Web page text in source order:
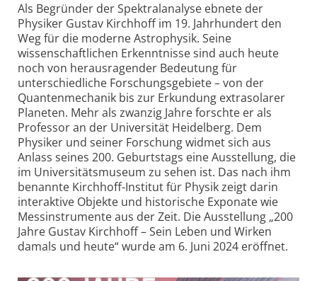
Als Begründer der Spektralanalyse ebnete der
Physiker Gustav Kirchhoff im 19. Jahrhundert den
Weg für die moderne Astrophysik. Seine
wissenschaftlichen Erkenntnisse sind auch heute
noch von herausragender Bedeutung für
unterschiedliche Forschungsgebiete – von der
Quantenmechanik bis zur Erkundung extrasolarer
Planeten. Mehr als zwanzig Jahre forschte er als
Professor an der Universität Heidelberg. Dem
Physiker und seiner Forschung widmet sich aus
Anlass seines 200. Geburtstags eine Ausstellung, die
im Universitätsmuseum zu sehen ist. Das nach ihm
benannte Kirchhoff-Institut für Physik zeigt darin
interaktive Objekte und historische Exponate wie
Messinstrumente aus der Zeit. Die Ausstellung „200
Jahre Gustav Kirchhoff – Sein Leben und Wirken
damals und heute“ wurde am 6. Juni 2024 eröffnet.